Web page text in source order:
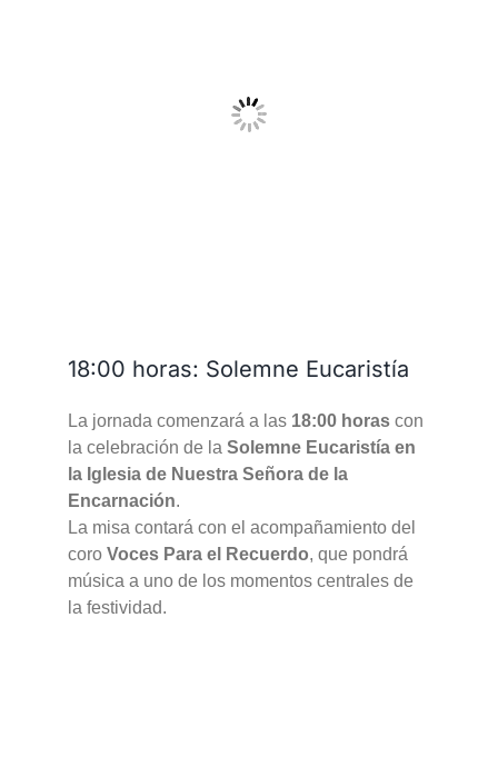
18:00 horas: Solemne Eucaristía
La jornada comenzará a las 18:00 horas con
la celebración de laSolemne Eucaristía en
la Iglesia de Nuestra Señora de la
Encarnación.
La misa contará con el acompañamiento del
coroVoces Para el Recuerdo, que pondrá
música a uno de los momentos centrales de
la festividad.